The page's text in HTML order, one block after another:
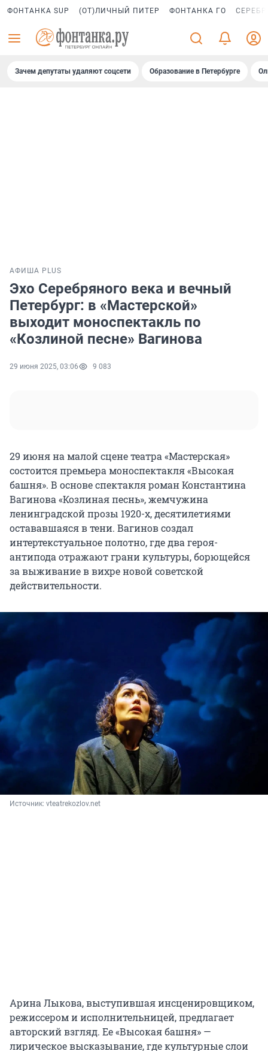
ФОНТАНКА SUP (ОТ)ЛИЧНЫЙ ПИТЕР ФОНТАНКА ГО
Зачем депутаты удаляют соцсети Образование в Петербурге
АФИША PLUS
Эхо Серебряного века и вечный
Петербург: в «Мастерской»
выходит моноспектакль по
«Козлиной песне» Вагинова
29 июня 2025, 03:06 9 083
29 июня на малой сцене театра «Мастерская»
состоится премьера моноспектакля «Высокая
башня». В основе спектакля роман Константина
Вагинова «Козлиная песнь», жемчужина
ленинградской прозы 1920-х, десятилетиями
остававшаяся в тени. Вагинов создал
интертекстуальное полотно, где два героя-
антипода отражают грани культуры, борющейся
за выживание в вихре новой советской
действительности.
Источник: vteatrekozlov.net
Арина Лыкова, выступившая инсценировщиком,
режиссером и исполнительницей, предлагает
авторский взгляд. Ее «Высокая башня» —
лирическое высказывание, где культурные слои